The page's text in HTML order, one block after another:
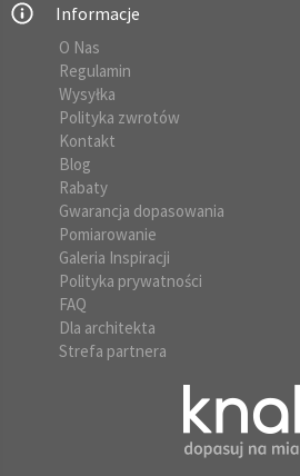
Informacje
O Nas
Regulamin
Wysyłka
Polityka zwrotów
Kontakt
Blog
Rabaty
Gwarancja dopasowania
Pomiarowanie
Galeria Inspiracji
Polityka prywatności
FAQ
Dla architekta
Strefa partnera